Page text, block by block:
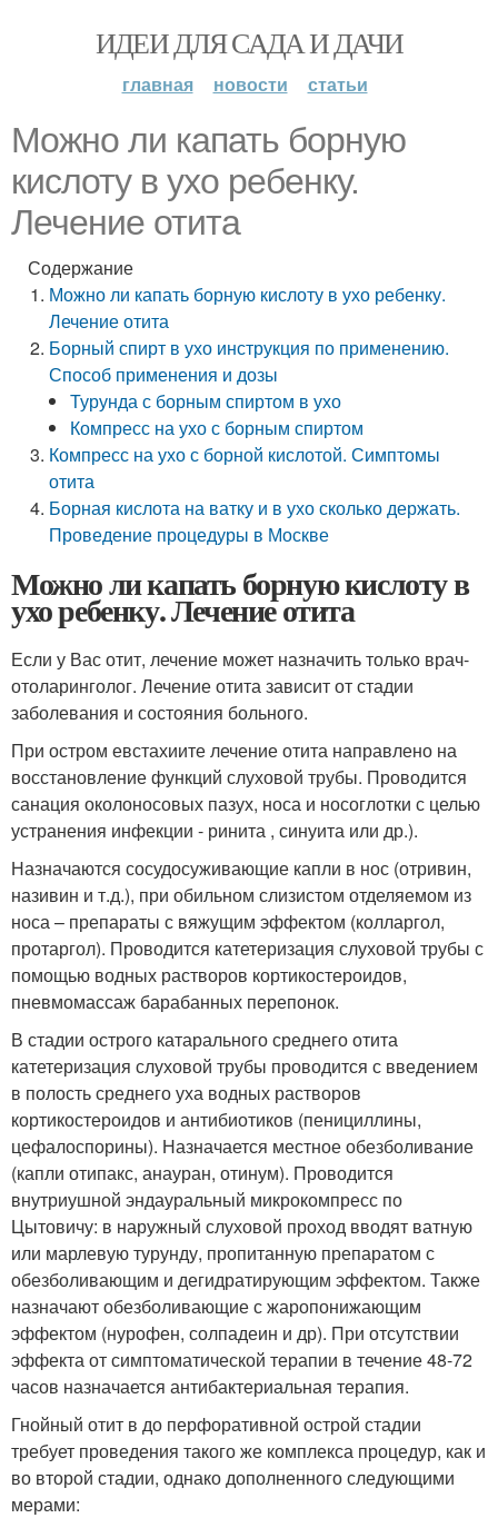
ИДЕИ ДЛЯ САДА И ДАЧИ
главная новости статьи
Можно ли капать борную
кислоту в ухо ребенку.
Лечение отита
Содержание
Можно ли капать борную кислоту в ухо ребенку.
Лечение отита
Борный спирт в ухо инструкция по применению.
Способ применения и дозы
Турунда с борным спиртом в ухо
Компресс на ухо с борным спиртом
Компресс на ухо с борной кислотой. Симптомы
отита
Борная кислота на ватку и в ухо сколько держать.
Проведение процедуры в Москве
Можно ли капать борную кислоту в
ухо ребенку. Лечение отита
Если у Вас отит, лечение может назначить только врач-
отоларинголог. Лечение отита зависит от стадии
заболевания и состояния больного.
При остром евстахиите лечение отита направлено на
восстановление функций слуховой трубы. Проводится
санация околоносовых пазух, носа и носоглотки с целью
устранения инфекции - ринита , синуита или др.).
Назначаются сосудосуживающие капли в нос (отривин,
називин и т.д.), при обильном слизистом отделяемом из
носа – препараты с вяжущим эффектом (колларгол,
протаргол). Проводится катетеризация слуховой трубы с
помощью водных растворов кортикостероидов,
пневмомассаж барабанных перепонок.
В стадии острого катарального среднего отита
катетеризация слуховой трубы проводится с введением
в полость среднего уха водных растворов
кортикостероидов и антибиотиков (пенициллины,
цефалоспорины). Назначается местное обезболивание
(капли отипакс, анауран, отинум). Проводится
внутриушной эндауральный микрокомпресс по
Цытовичу: в наружный слуховой проход вводят ватную
или марлевую турунду, пропитанную препаратом с
обезболивающим и дегидратирующим эффектом. Также
назначают обезболивающие с жаропонижающим
эффектом (нурофен, солпадеин и др). При отсутствии
эффекта от симптоматической терапии в течение 48-72
часов назначается антибактериальная терапия.
Гнойный отит в до перфоративной острой стадии
требует проведения такого же комплекса процедур, как и
во второй стадии, однако дополненного следующими
мерами: